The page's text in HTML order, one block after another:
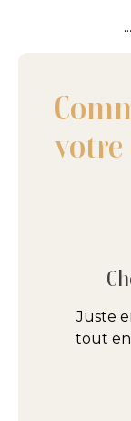
...
votre
Juste
tout en